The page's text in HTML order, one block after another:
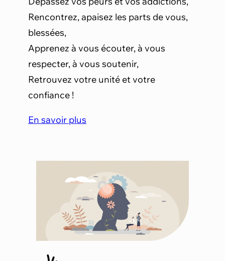
Rencontrez, apaisez les parts de vous,
blessées,
Apprenez à vous écouter, à vous
respecter, à vous soutenir,
Retrouvez votre unité et votre
confiance !
En savoir plus